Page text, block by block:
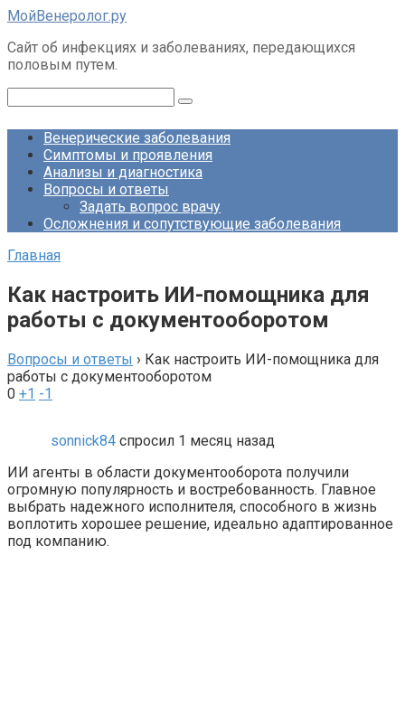
Перейти
контенту
МойВенеролог.ру
Cайт об инфекциях и заболеваниях, передающихся
половым путем.
Венерические заболевания
Симптомы и проявления
Анализы и диагностика
Вопросы и ответы
Задать вопрос врачу
Осложнения и сопутствующие заболевания
Главная
Как настроить ИИ-помощника для
работы с документооборотом
Вопросы и ответы › Как настроить ИИ-помощника для
работы с документооборотом
0 +1 -1
sonnick84 спросил 1 месяц назад
ИИ агенты в области документооборота получили
огромную популярность и востребованность. Главное
выбрать надежного исполнителя, способного в жизнь
воплотить хорошее решение, идеально адаптированное
под компанию.